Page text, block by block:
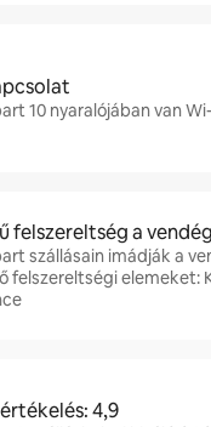
10 nyaralójában van
felszereltség a
szállásain imádják a
felszereltségi elemeket:
4,9